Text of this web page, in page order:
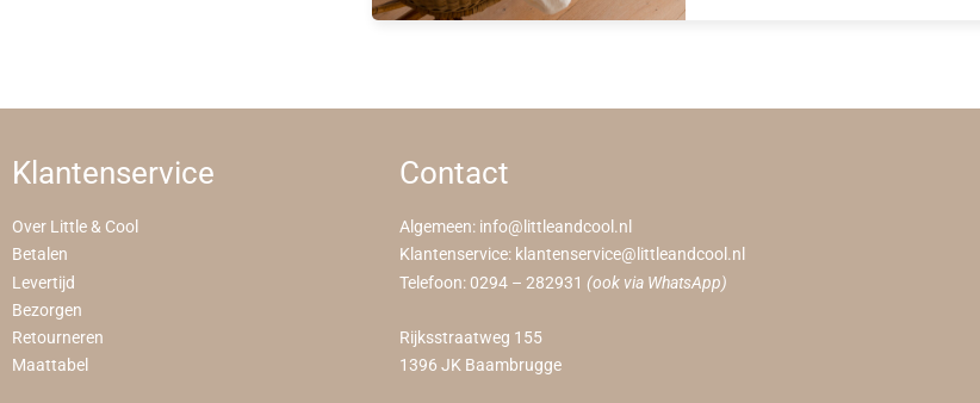
Klantenservice
Over Little & Cool
Betalen
Levertijd
Bezorgen
Retourneren
Maattabel
Contact
Algemeen: info@littleandcool.nl
Klantenservice: klantenservice@littleandcool.nl
Telefoon: 0294 – 282931 (ook via WhatsApp)
Rijksstraatweg 155
1396 JK Baambrugge